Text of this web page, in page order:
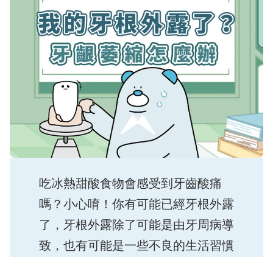
吃冰熱甜酸食物會感受到牙齒酸痛
嗎？小心唷！你有可能已經牙根外露
了，牙根外露除了可能是由牙周病導
致，也有可能是一些不良的生活習慣